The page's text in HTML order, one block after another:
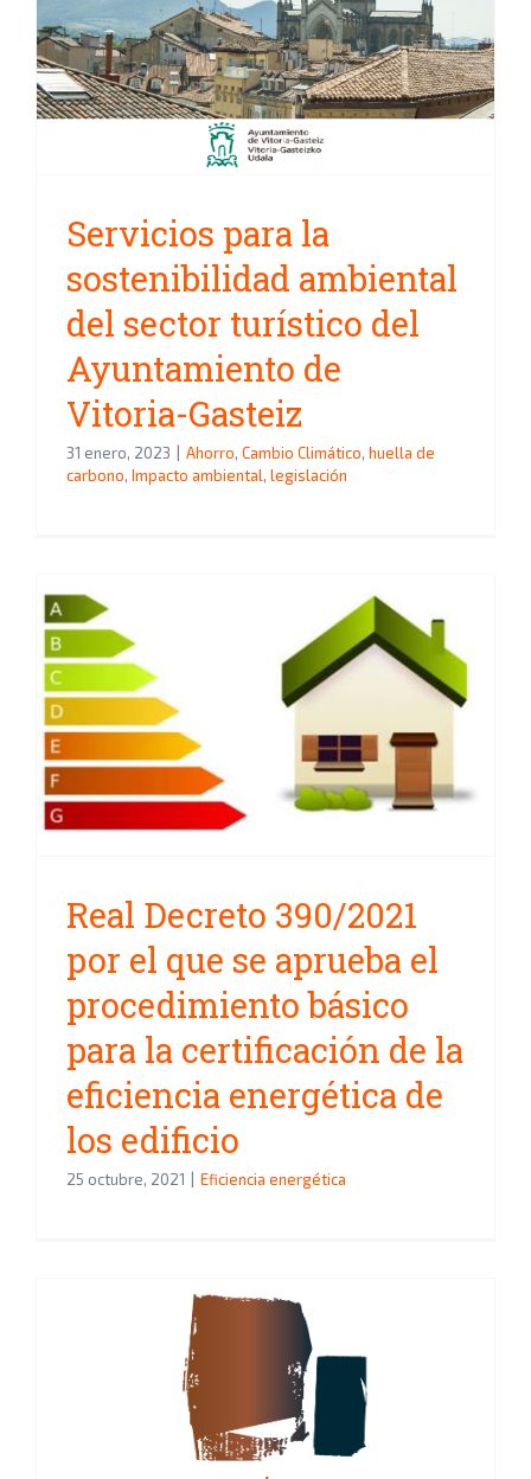
Servicios para la sostenibilidad
ambiental del sector turístico
del Ayuntamiento de Vitoria-
Gasteiz
Servicios para la
sostenibilidad ambiental
del sector turístico del
Ayuntamiento de
Vitoria-Gasteiz
31 enero, 2023 Ahorro, Cambio Climático, huella de
carbono, Impacto ambiental, legislación
Real Decreto 390/2021 por el que
se aprueba el procedimiento
básico para la certificación de
la eficiencia energética de los
edificio
Real Decreto 390/2021
por el que se aprueba el
procedimiento básico
para la certificación de la
eficiencia energética de
los edificio
25 octubre, 2021 Eficiencia energética
Aztes Ingeniería se une a la